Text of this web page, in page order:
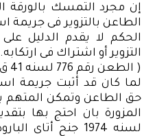
إن مجرد التمسك بالورقة
الطاعن بالتزوير فى جريمة
الحكم لا يقدم الدليل
التزوير أو اشتراك فى ارتكابه.
( الطعن رقم 776 لسنه 41 ق جلسة 8/11/1971 )
لما كان قد أثبت جريمة
حق الطاعن وتمكن المتهم